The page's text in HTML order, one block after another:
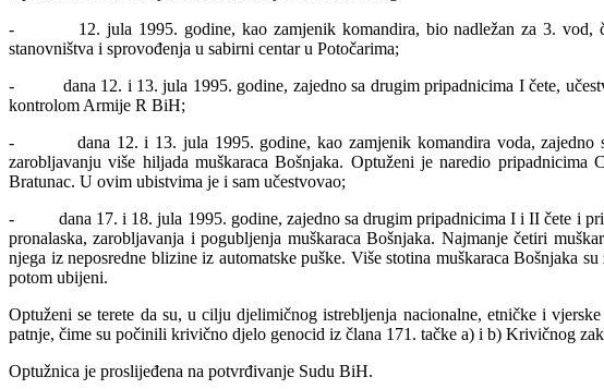
- 12. jula 1995. godine, kao zamjenik komandira, bio nadležan za 3. vod, čiji
stanovništva i sprovođenja u sabirni centar u Potočarima;
- dana 12. i 13. jula 1995. godine, zajedno sa drugim pripadnicima I čete,
kontrolom Armije R BiH;
- dana 12. i 13. jula 1995. godine, kao zamjenik komandira voda, zajedno sa
zarobljavanju više hiljada muškaraca Bošnjaka. Optuženi je naredio
Bratunac. U ovim ubistvima je i sam učestvovao;
- dana 17. i 18. jula 1995. godine, zajedno sa drugim pripadnicima I i II čete i
pronalaska, zarobljavanja i pogubljenja muškaraca Bošnjaka. Najmanje četiri
njega iz neposredne blizine iz automatske puške. Više stotina muškaraca
potom ubijeni.
Optuženi se terete da su, u cilju djelimičnog istrebljenja nacionalne, etničke i
patnje, čime su počinili krivično djelo genocid iz člana 171. tačke a) i b) Krivičnog
Optužnica je proslijeđena na potvrđivanje Sudu BiH.